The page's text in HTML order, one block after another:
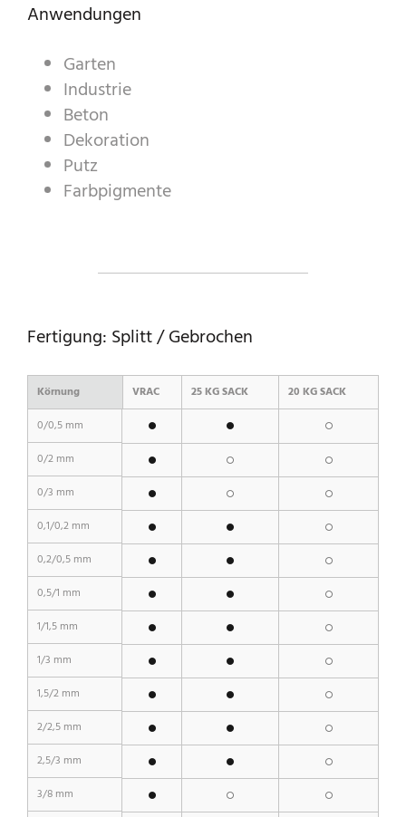
PRODUKTKATALOG
Anwendungen
Garten
Industrie
Beton
Dekoration
Putz
Farbpigmente
Fertigung: Splitt / Gebrochen
Körnung VRAC 25 KG SACK
20 KG SACK
0/0,5 mm
0/2 mm
0/3 mm
0,1/0,2 mm
0,2/0,5 mm
0,5/1 mm
1/1,5 mm
1/3 mm
1,5/2 mm
2/2,5 mm
2,5/3 mm
3/8 mm